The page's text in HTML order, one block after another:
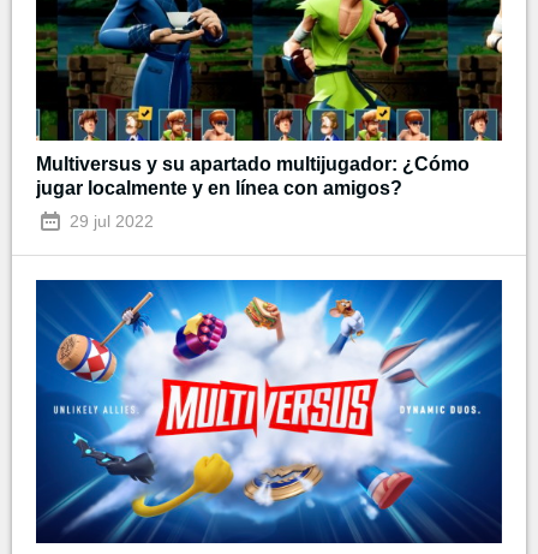
Multiversus y su apartado multijugador: ¿Cómo
jugar localmente y en línea con amigos?
29 jul 2022